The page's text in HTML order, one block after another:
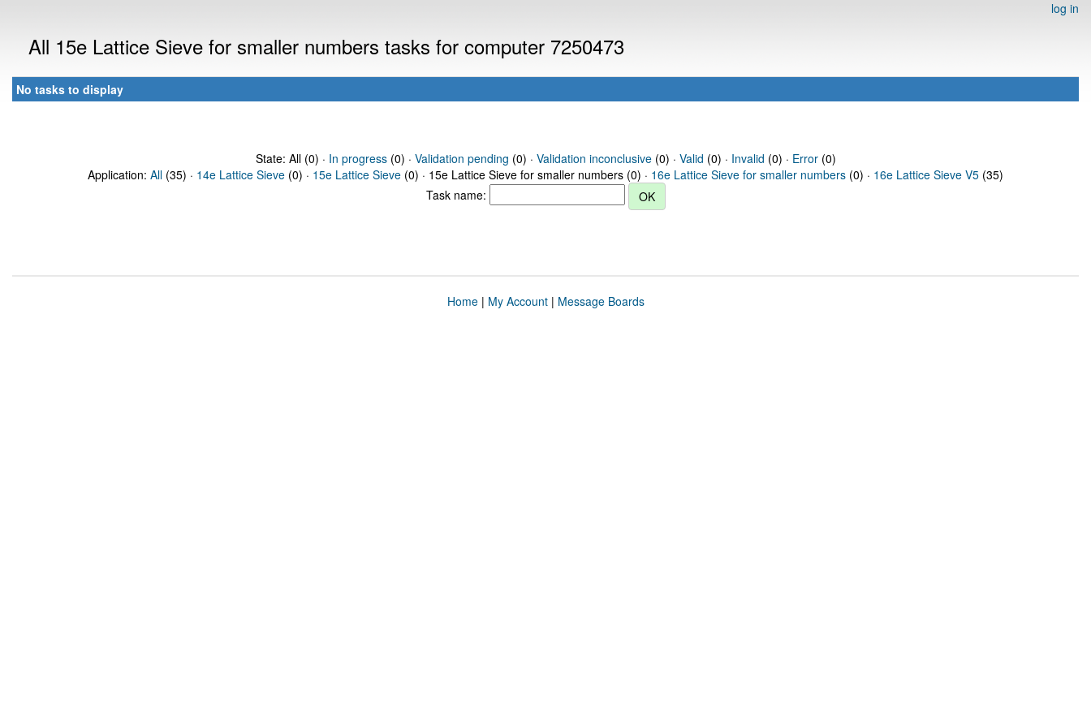
log in
All 15e Lattice Sieve for smaller numbers tasks for computer 7250473
No tasks to display
State: All (0) · In progress(0) · Validation pending (0) · Validation inconclusive(0) · Valid (0) · Invalid (0) · Error(0)
Application: All (35) · 14e Lattice Sieve (0) · 15e Lattice Sieve (0) · 15e Lattice Sieve for smaller numbers (0) · 16e Lattice Sieve for smaller numbers (0) · 16e Lattice Sieve V5 (35)
Task name:
Home| My Account| Message Boards